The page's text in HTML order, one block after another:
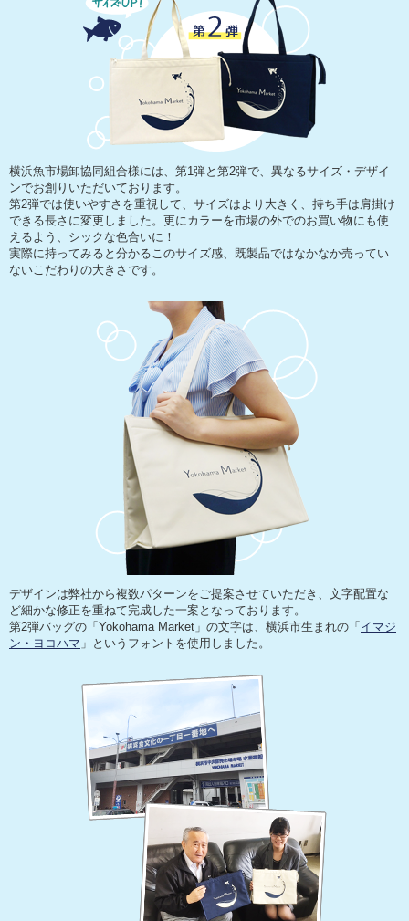
横浜魚市場卸協同組合様には、第1弾と第2弾で、異なるサイズ・デザイ
ンでお創りいただいております。
第2弾では使いやすさを重視して、サイズはより大きく、持ち手は肩掛け
できる長さに変更しました。更にカラーを市場の外でのお買い物にも使
えるよう、シックな色合いに！
実際に持ってみると分かるこのサイズ感、既製品ではなかなか売ってい
ないこだわりの大きさです。
デザインは弊社から複数パターンをご提案させていただき、文字配置な
ど細かな修正を重ねて完成した一案となっております。
第2弾バッグの「Yokohama Market」の文字は、横浜市生まれの「 イマジ
ン・ヨコハマ 」というフォントを使用しました。